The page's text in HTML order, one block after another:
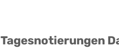
Tagesnotierungen